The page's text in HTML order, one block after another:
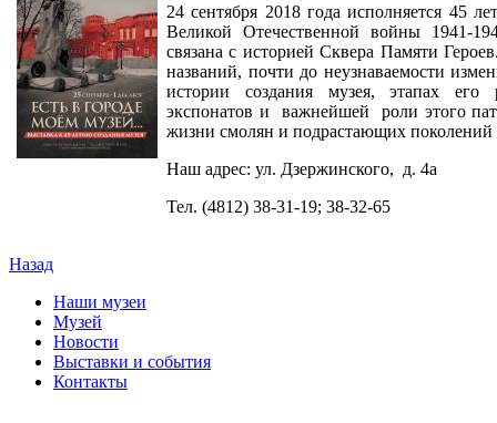
24 сентября 2018 года исполняется 45
Великой Отечественной войны 1941-
связана с историей Сквера Памяти
названий, почти до неузнаваемости
истории создания музея, этапах его
экспонатов и важнейшей роли этого
жизни смолян и подрастающих поколений
Наш адрес: ул. Дзержинского, д. 4а
Тел. (4812) 38-31-19; 38-32-65
Назад
Наши музеи
Музей
Новости
Выставки и события
Контакты